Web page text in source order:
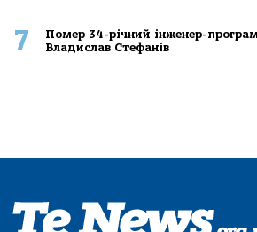
7
Помер 34-річний інженер-
Владислав Стефанів